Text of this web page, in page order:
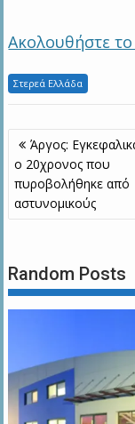
Ακολουθήστε
Στερεά Ελλάδα
Πλοήγηση
άρθρων
Άργος:
ο 20χρονος που
πυροβολήθηκε από
αστυνομικούς
Random Posts